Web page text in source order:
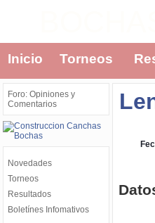
Inicio Torneos
Foro: Opiniones y
Comentarios
Novedades
Torneos
Resultados
Boletínes Infomativos